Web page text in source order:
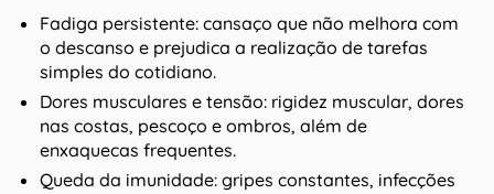
Fadiga persistente: cansaço que não melhora com
o descanso e prejudica a realização de tarefas
simples do cotidiano.
Dores musculares e tensão: rigidez muscular, dores
nas costas, pescoço e ombros, além de
enxaquecas frequentes.
Queda da imunidade: gripes constantes, infecções